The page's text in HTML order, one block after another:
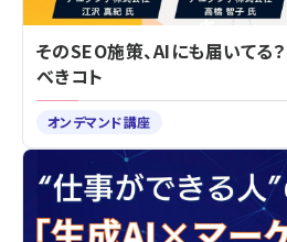
そのSEO施策、AIにも届いてる
べきコト
オンデマンド講座